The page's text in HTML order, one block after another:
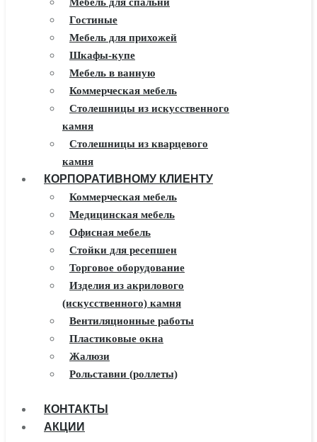
Гостиные
Мебель для прихожей
Шкафы-купе
Мебель в ванную
Коммерческая мебель
Столешницы из искусственного
камня
Столешницы из кварцевого
камня
Мебель из массива
Каминные порталы
Камины Dimplex
Искусственный камень White
Hills
Балконы ПВХ
Пластиковые окна
Жалюзи
Рулонные шторы
КОРПОРАТИВНОМУ КЛИЕНТУ
Коммерческая мебель
Медицинская мебель
Офисная мебель
Стойки для ресепшен
Торговое оборудование
Изделия из акрилового
(искусственного) камня
Вентиляционные работы
Пластиковые окна
Жалюзи
Рольставни (роллеты)
КОНТАКТЫ
АКЦИИ